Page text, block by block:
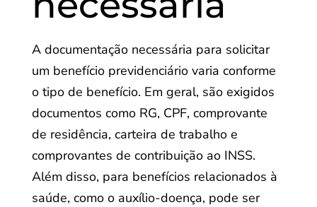
A documentação necessária para solicitar
um benefício previdenciário varia conforme
o tipo de benefício. Em geral, são exigidos
documentos como RG, CPF, comprovante
de residência, carteira de trabalho e
comprovantes de contribuição ao INSS.
Além disso, para benefícios relacionados à
saúde, como o auxílio-doença, pode ser